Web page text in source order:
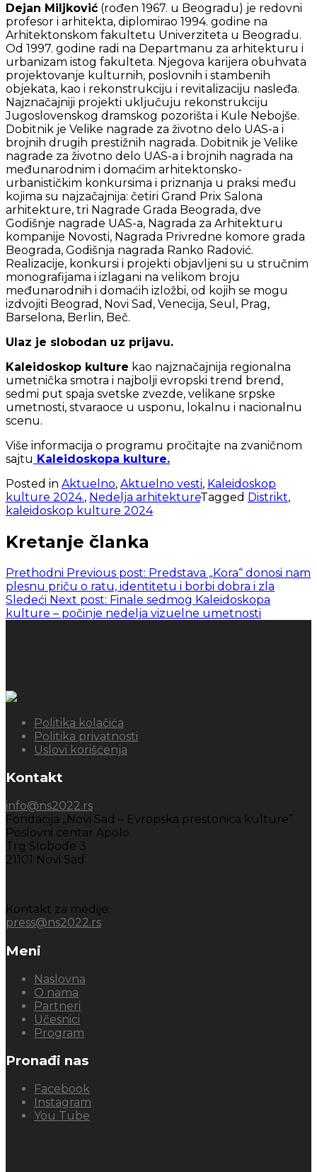
Dejan Miljković (rođen 1967. u Beogradu) je redovni
profesor i arhitekta, diplomirao 1994. godine na
Arhitektonskom fakultetu Univerziteta u Beogradu.
Od 1997. godine radi na Departmanu za arhitekturu i
urbanizam istog fakulteta. Njegova karijera obuhvata
projektovanje kulturnih, poslovnih i stambenih
objekata, kao i rekonstrukciju i revitalizaciju nasleđa.
Najznačajniji projekti uključuju rekonstrukciju
Jugoslovenskog dramskog pozorišta i Kule Nebojše.
Dobitnik je Velike nagrade za životno delo UAS-a i
brojnih drugih prestižnih nagrada. Dobitnik je Velike
nagrade za životno delo UAS-a i brojnih nagrada na
međunarodnim i domaćim arhitektonsko-
urbanističkim konkursima i priznanja u praksi među
kojima su najzačajnija: četiri Grand Prix Salona
arhitekture, tri Nagrade Grada Beograda, dve
Godišnje nagrade UAS-a, Nagrada za Arhitekturu
kompanije Novosti, Nagrada Privredne komore grada
Beograda, Godišnja nagrada Ranko Radović.
Realizacije, konkursi i projekti objavljeni su u stručnim
monografijama i izlagani na velikom broju
međunarodnih i domaćih izložbi, od kojih se mogu
izdvojiti Beograd, Novi Sad, Venecija, Seul, Prag,
Barselona, Berlin, Beč.
Ulaz je slobodan uz prijavu.
Kaleidoskop kulture kao najznačajnija regionalna
umetnička smotra i najbolji evropski trend brend,
sedmi put spaja svetske zvezde, velikane srpske
umetnosti, stvaraoce u usponu, lokalnu i nacionalnu
scenu.
Više informacija o programu pročitajte na zvaničnom
sajtu Kaleidoskopa kulture.
Posted in Aktuelno, Aktuelno vesti, Kaleidoskop
kulture 2024., Nedelja arhitektureTagged Distrikt,
kaleidoskop kulture 2024
Kretanje članka
Prethodni Previous post: Predstava „Kora“ donosi nam
plesnu priču o ratu, identitetu i borbi dobra i zla
Sledeći Next post: Finale sedmog Kaleidoskopa
kulture – počinje nedelja vizuelne umetnosti
Politika kolačića
Politika privatnosti
Uslovi korišćenja
Kontakt
info@ns2022.rs
Fondacija „Novi Sad – Evropska prestonica kulture”
Poslovni centar Apolo
Trg Slobode 3
21101 Novi Sad
Kontakt za medije:
press@ns2022.rs
Meni
Naslovna
O nama
Partneri
Učesnici
Program
Pronađi nas
Facebook
Instagram
You Tube